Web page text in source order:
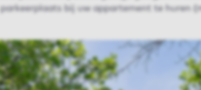
parkeerplaats bij uw appartement te huren